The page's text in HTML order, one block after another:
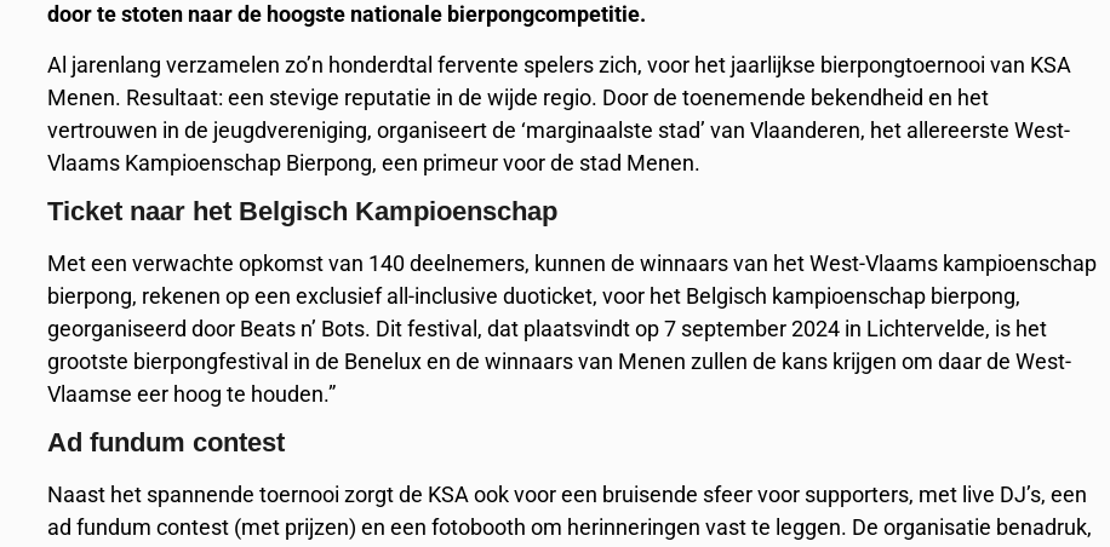
door te stoten naar de hoogste nationale bierpongcompetitie.
Al jarenlang verzamelen zo’n honderdtal fervente spelers zich, voor het jaarlijkse bierpongtoernooi van KSA
Menen. Resultaat: een stevige reputatie in de wijde regio. Door de toenemende bekendheid en het
vertrouwen in de jeugdvereniging, organiseert de ‘marginaalste stad’ van Vlaanderen, het allereerste West-
Vlaams Kampioenschap Bierpong, een primeur voor de stad Menen.
Ticket naar het Belgisch Kampioenschap
Met een verwachte opkomst van 140 deelnemers, kunnen de winnaars van het West-Vlaams kampioenschap
bierpong, rekenen op een exclusief all-inclusive duoticket, voor het Belgisch kampioenschap bierpong,
georganiseerd door Beats n’ Bots. Dit festival, dat plaatsvindt op 7 september 2024 in Lichtervelde, is het
grootste bierpongfestival in de Benelux en de winnaars van Menen zullen de kans krijgen om daar de West-
Vlaamse eer hoog te houden.”
Ad fundum contest
Naast het spannende toernooi zorgt de KSA ook voor een bruisende sfeer voor supporters, met live DJ’s, een
ad fundum contest (met prijzen) en een fotobooth om herinneringen vast te leggen. De organisatie benadruk,